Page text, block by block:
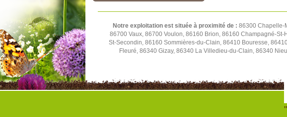
Notre exploitation est située à proximité de : 86300 Chapelle-
86700 Vaux, 86700 Voulon, 86160 Brion, 86160 Champagné-
St-Secondin, 86160 Sommières-du-Clain, 86410 Bouresse,
Fleuré, 86340 Gizay, 86340 La Villedieu-du-Clain, 86340